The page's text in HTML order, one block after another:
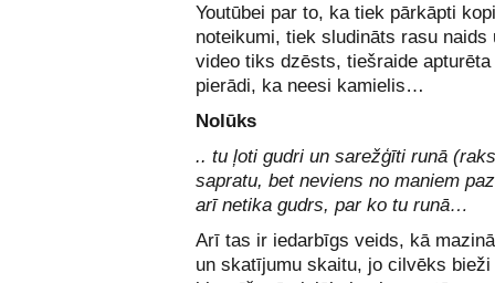
Youtūbei par to, ka tiek pārkāpti
noteikumi, tiek sludināts rasu naids
video tiks dzēsts, tiešraide apturēta
pierādi, ka neesi kamielis…
Nolūks
.. tu ļoti gudri un sarežģīti runā
sapratu, bet neviens no maniem
arī netika gudrs, par ko tu runā…
Arī tas ir iedarbīgs veids, kā
un skatījumu skaitu, jo cilvēks